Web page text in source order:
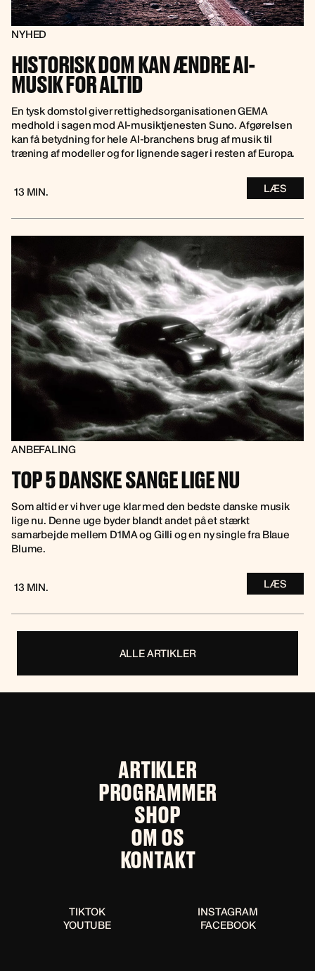
NYHED
HISTORISK DOM KAN ÆNDRE AI-
MUSIK FOR ALTID
En tysk domstol giver rettighedsorganisationen GEMA
medhold i sagen mod AI-musiktjenesten Suno. Afgørelsen
kan få betydning for hele AI-branchens brug af musik til
træning af modeller og for lignende sager i resten af Europa.
13 MIN. LÆS
ANBEFALING
TOP 5 DANSKE SANGE LIGE NU
Som altid er vi hver uge klar med den bedste danske musik
lige nu. Denne uge byder blandt andet på et stærkt
samarbejde mellem D1MA og Gilli og en ny single fra Blaue
Blume.
13 MIN. LÆS
ALLE ARTIKLER
ARTIKLER
PROGRAMMER
SHOP
OM OS
KONTAKT
TIKTOK
INSTAGRAM
YOUTUBE
FACEBOOK